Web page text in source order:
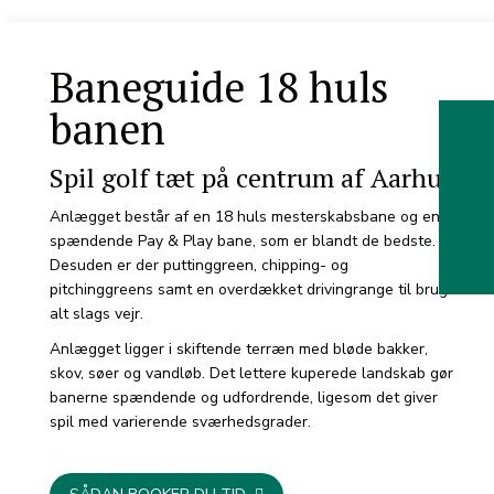
Baneguide 18 huls
banen
Spil golf tæt på centrum af Aarhus
Anlægget består af en 18 huls mesterskabsbane og en
spændende Pay & Play bane, som er blandt de bedste.
Desuden er der puttinggreen, chipping- og
pitchinggreens samt en overdækket drivingrange til brug i
alt slags vejr.
Anlægget ligger i skiftende terræn med bløde bakker,
skov, søer og vandløb. Det lettere kuperede landskab gør
banerne spændende og udfordrende, ligesom det giver
spil med varierende sværhedsgrader.